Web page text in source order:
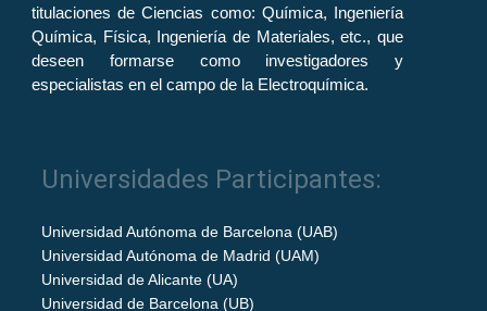
titulaciones de Ciencias como: Química, Ingeniería
Química, Física, Ingeniería de Materiales, etc., que
deseen formarse como investigadores y
especialistas en el campo de la Electroquímica.
Universidades Participantes:
Universidad Autónoma de Barcelona (UAB)
Universidad Autónoma de Madrid (UAM)
Universidad de Alicante (UA)
Universidad de Barcelona (UB)